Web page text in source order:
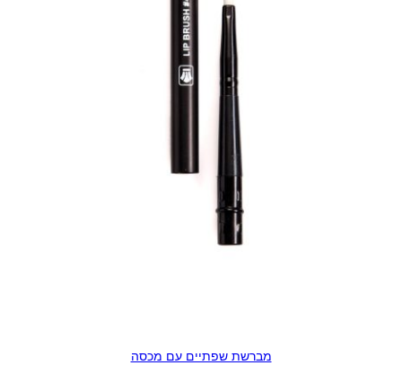
מברשת שפתיים עם מכסה